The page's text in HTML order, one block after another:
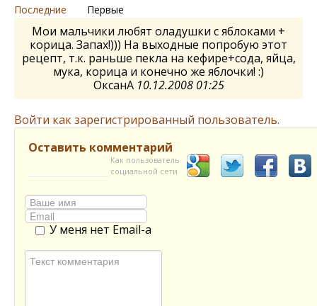
Последние Первые
Мои мальчики любят оладушки с яблоками +
корица. Запах!))) На выходные попробую этот
рецепт, т.к. раньше пекла на кефире+сода, яйца,
мука, корица и конечно же яблочки! :)
ОксанА 10.12.2008 01:25
Войти как зарегистрированный пользователь.
Оставить комментарий
Как пользователь
социальной сети
У меня нет Email-а